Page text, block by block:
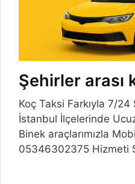
Şehirler arası
Koç Taksi Farkıyla 7/24
İstanbul İlçelerinde
Binek araçlarımızla
05346302375 Hizmeti